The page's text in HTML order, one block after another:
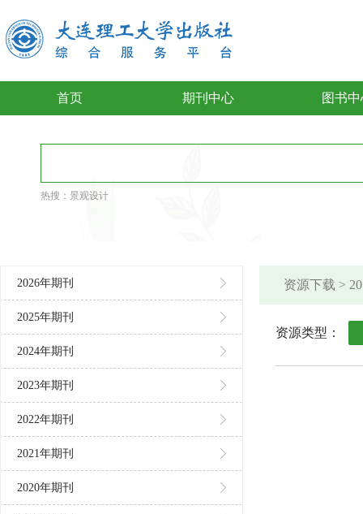
首页 期刊中心 图书中
热搜： 景观设计
2026年期刊
2025年期刊
2024年期刊
2023年期刊
2022年期刊
2021年期刊
2020年期刊
资源下载 >
资源类型：